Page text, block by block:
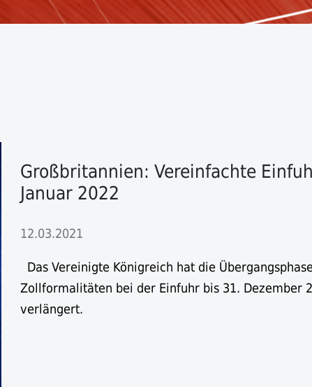
Großbritannien: Vereinfachte
Januar 2022
12.03.2021
Das Vereinigte Königreich hat die
Zollformalitäten bei der Einfuhr bis 31. Dezember
verlängert.